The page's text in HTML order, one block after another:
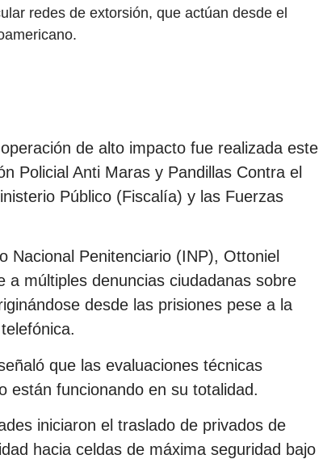
redes de extorsión, que actúan desde el
de alto impacto fue realizada este
Policial Anti Maras y Pandillas Contra el
Público (Fiscalía) y las Fuerzas
Nacional Penitenciario (INP), Ottoniel
a múltiples denuncias ciudadanas sobre
desde las prisiones pese a la
que las evaluaciones técnicas
están funcionando en su totalidad.
iniciaron el traslado de privados de
hacia celdas de máxima seguridad bajo